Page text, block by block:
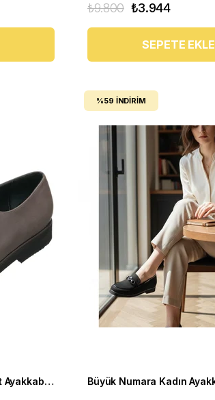
₺3.944
₺9.800
SEPETE EKLE
Büyük Numara Kadın Babet Ayakkabı R8086 Gri
%59 İNDIRIM